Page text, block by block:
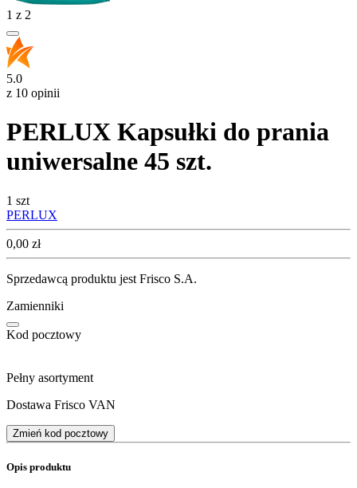
1 z 2
5.0
z 10 opinii
PERLUX Kapsułki do prania
uniwersalne 45 szt.
1 szt
PERLUX
Cena
0,00 zł
Sprzedawcą produktu jest Frisco S.A.
Zamienniki
Kod pocztowy
Pełny asortyment
Dostawa Frisco VAN
Zmień kod pocztowy
Opis produktu